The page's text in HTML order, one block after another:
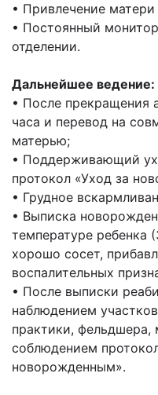
• Привлечение
• Постоянный
отделении.
Дальнейшее ведение:
• После прекращения
часа и перевод на
матерью;
• Поддерживающий
протокол «Уход за
• Грудное
• Выписка
температуре ребенка
хорошо сосет,
воспалительных
• После выписки
наблюдением
практики,
соблюдением
новорожденным».